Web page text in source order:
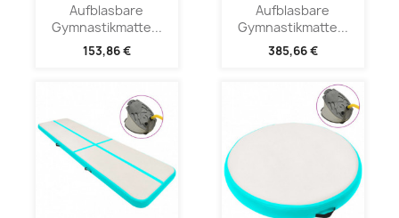
Aufblasbare
Gymnastikmatte...
153,86 €
Aufblasbare
Gymnastikmatte...
385,66 €